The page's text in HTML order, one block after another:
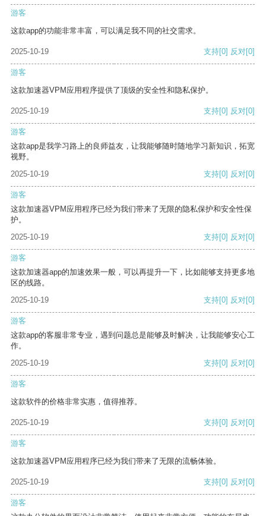
游客
这款app的功能非常丰富，可以满足我不同的社交需求。
2025-10-19 支持[0] 反对[0]
游客
这款加速器VPM应用程序提供了顶级的安全性和隐私保护。
2025-10-19 支持[0] 反对[0]
游客
这款app是我学习路上的良师益友，让我能够随时随地学习新知识，拓宽
视野。
2025-10-19
支持[0] 反对[0]
游客
这款加速器VPM应用程序已经为我们带来了无限的隐私保护和安全性保
护。
2025-10-19
支持[0] 反对[0]
游客
这款加速器app的加速效果一般，可以再提升一下，比如能够支持更多地
区的线路。
2025-10-19
支持[0] 反对[0]
游客
这款app的客服非常专业，遇到问题总是能够及时解决，让我能够安心工
作。
2025-10-19
支持[0] 反对[0]
游客
这款软件的价格非常实惠，值得推荐。
2025-10-19 支持[0] 反对[0]
游客
这款加速器VPM应用程序已经为我们带来了无限的流畅体验。
2025-10-19 支持[0] 反对[0]
游客